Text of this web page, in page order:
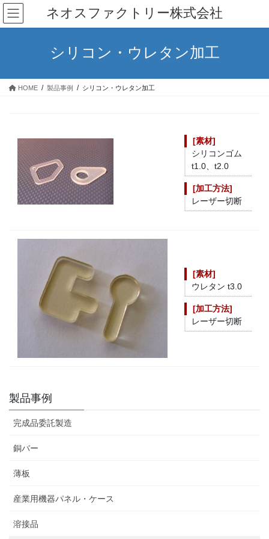
コ
ン
テ
ス
ナ
ビ
ゲ
ン
ネオスファクトリー株式会社
シリコン・ウレタン加工
HOME 製品事例 シリコン・ウレタン加工
[素材]
シリコンゴム
t1.0、t2.0
[加工方法]
レーザー切断
[素材]
ウレタン t3.0
[加工方法]
レーザー切断
製品事例
完成品委託製造
銅バー
薄板
産業用機器パネル・ケース
溶接品